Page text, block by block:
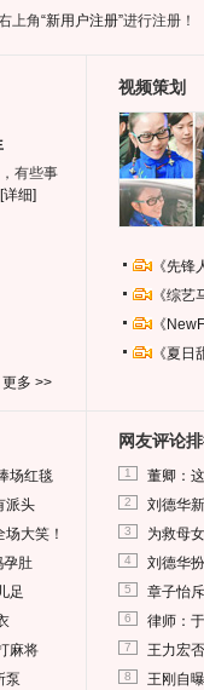
上角“新用户注册”进行注册！
有些事
[详细]
更多 >>
视频策划
《先
《综
《
《夏
场红毯
派头
大笑！
孕肚
足
麻将
泵
网友评论
1 董卿：
2 刘德华
3 为救母
4 刘德华
5 章子怡
6 律师：
7 王力宏
8 王刚自